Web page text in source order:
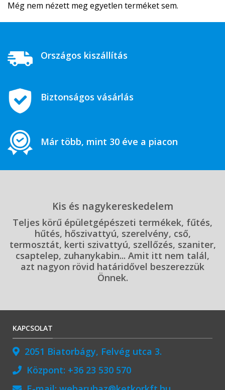
Még nem nézett meg egyetlen terméket sem.
Országos kiszállítás
Biztonságos vásárlás
Már több, mint 30 éve a piacon
Kis és nagykereskedelem
Teljes körű épületgépészeti termékek, fűtés,
hűtés, hőszivattyú, szerelvény, cső,
termosztát, kerti szivattyú, szellőzés, szaniter,
csaptelep, zuhanykabin... Amit itt nem talál,
azt nagyon rövid határidővel beszerezzük
Önnek.
KAPCSOLAT
2051 Biatorbágy, Felvég utca 3.
Központ: +36 23 530 570